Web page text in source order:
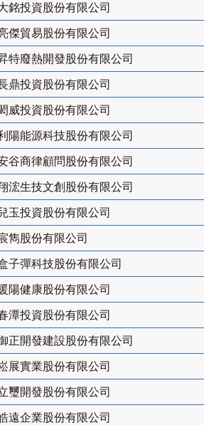
銘投資股份有限公司
傑貿易股份有限公司
特廢熱開發股份有限公司
鼎投資股份有限公司
威投資股份有限公司
陽能源科技股份有限公司
谷商律顧問股份有限公司
浤生技文創股份有限公司
玉投資股份有限公司
雋股份有限公司
子彈科技股份有限公司
陽健康股份有限公司
潭投資股份有限公司
正開發建設股份有限公司
展實業股份有限公司
璽開發股份有限公司
遠企業股份有限公司